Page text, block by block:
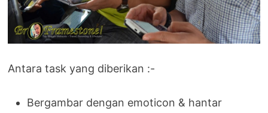
Antara task yang diberikan :-
Bergambar dengan emoticon & hantar